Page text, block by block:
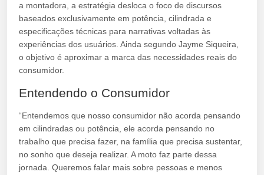
a montadora, a estratégia desloca o foco de discursos
baseados exclusivamente em potência, cilindrada e
especificações técnicas para narrativas voltadas às
experiências dos usuários. Ainda segundo Jayme Siqueira,
o objetivo é aproximar a marca das necessidades reais do
consumidor.
Entendendo o Consumidor
“Entendemos que nosso consumidor não acorda pensando
em cilindradas ou potência, ele acorda pensando no
trabalho que precisa fazer, na família que precisa sustentar,
no sonho que deseja realizar. A moto faz parte dessa
jornada. Queremos falar mais sobre pessoas e menos